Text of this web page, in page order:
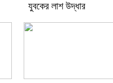
যুবকের লাশ উদ্ধার